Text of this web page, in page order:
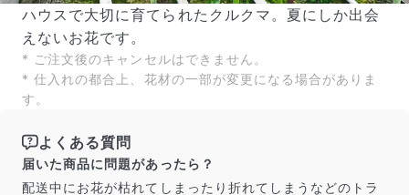
ハウスで大切に育てられたクルクマ。夏にしか出会
えないお花です。
* ご注文後のキャンセルはできません。
* 仕入れの都合上、花材の一部が変更になる場合がありま
す。
よくある質問
届いた商品に問題があったら？
配送中にお花が枯れてしまったり折れてしまうなどのトラ